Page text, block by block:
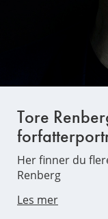
Tore
Her finner du
Renberg
Les mer